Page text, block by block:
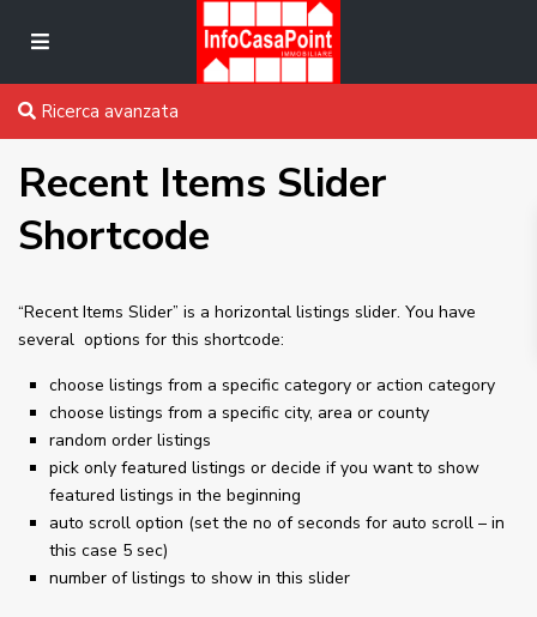
Ricerca avanzata
Recent Items Slider
Shortcode
“Recent Items Slider” is a horizontal listings slider. You have
several options for this shortcode:
choose listings from a specific category or action category
choose listings from a specific city, area or county
random order listings
pick only featured listings or decide if you want to show
featured listings in the beginning
auto scroll option (set the no of seconds for auto scroll – in
this case 5 sec)
number of listings to show in this slider